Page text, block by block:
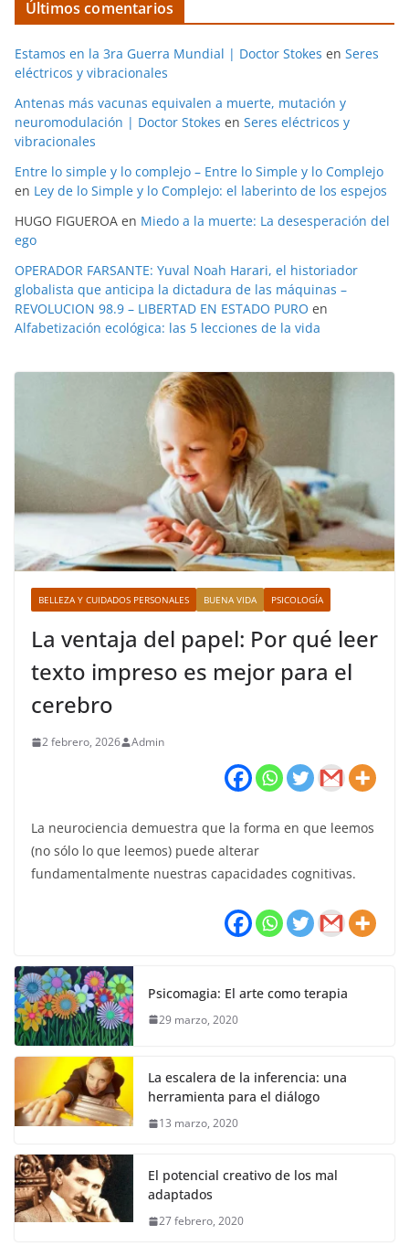
Últimos comentarios
Estamos en la 3ra Guerra Mundial | Doctor Stokes en Seres
eléctricos y vibracionales
Antenas más vacunas equivalen a muerte, mutación y
neuromodulación | Doctor Stokes en Seres eléctricos y
vibracionales
Entre lo simple y lo complejo – Entre lo Simple y lo Complejo
en Ley de lo Simple y lo Complejo: el laberinto de los espejos
HUGO FIGUEROA en Miedo a la muerte: La desesperación del
ego
OPERADOR FARSANTE: Yuval Noah Harari, el historiador
globalista que anticipa la dictadura de las máquinas –
REVOLUCION 98.9 – LIBERTAD EN ESTADO PURO en
Alfabetización ecológica: las 5 lecciones de la vida
BELLEZA Y CUIDADOS PERSONALES BUENA VIDA PSICOLOGÍA
La ventaja del papel: Por qué leer
texto impreso es mejor para el
cerebro
2 febrero, 2026 Admin
La neurociencia demuestra que la forma en que leemos
(no sólo lo que leemos) puede alterar
fundamentalmente nuestras capacidades cognitivas.
Psicomagia: El arte como terapia
29 marzo, 2020
La escalera de la inferencia: una
herramienta para el diálogo
13 marzo, 2020
El potencial creativo de los mal
adaptados
27 febrero, 2020